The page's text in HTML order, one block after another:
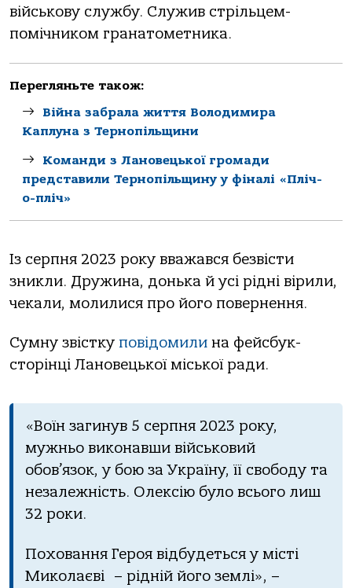
військову службу. Служив стрільцем-
помічником гранатометника.
Перегляньте також:
Війна забрала життя Володимира
Каплуна з Тернопільщини
Команди з Лановецької громади
представили Тернопільщину у фіналі «Пліч-
о-пліч»
Із серпня 2023 року вважався безвісти
зникли. Дружина, донька й усі рідні вірили,
чекали, молилися про його повернення.
Сумну звістку повідомили на фейсбук-
сторінці Лановецької міської ради.
«Воїн загинув 5 серпня 2023 року,
мужньо виконавши військовий
обов’язок, у бою за Україну, її свободу та
незалежність. Олексію було всього лиш
32 роки.
Поховання Героя відбудеться у місті
Миколаєві – рідній його землі», –